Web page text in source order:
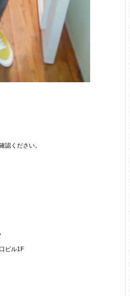
認ください。
ビル1F